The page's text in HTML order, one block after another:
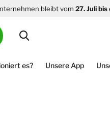
bleibt vom 27. Juli
es? Unsere App